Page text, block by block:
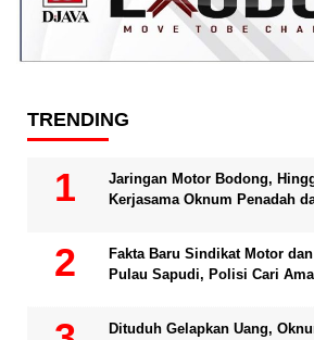
TRENDING
Jaringan Motor Bodong,
Kerjasama Oknum Penadah
Fakta Baru Sindikat Motor
Pulau Sapudi, Polisi Cari
Dituduh Gelapkan Uang,